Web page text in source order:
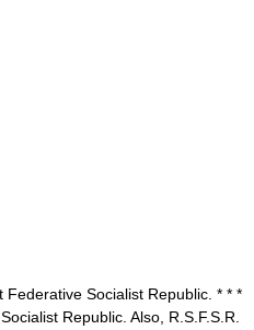
Socialist Republic. * * *
Republic. Also, R.S.F.S.R.